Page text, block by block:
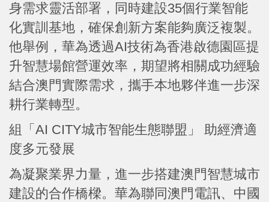
身需求靈活部署，同時建設35個行業智能
化實訓基地，確保創新方案能夠廣泛複製。
他舉例，華為透過AI技術為香港啟德園區提
升智慧場館營運效率，期望將相關成功經驗
結合澳門實際需求，攜手本地夥伴進一步深
耕行業轉型。
組「AI CITY城市智能生態聯盟」 助經濟適
度多元發展
為凝聚業界力量，進一步搭建澳門智慧城市
建設的合作橋樑。華為聯同澳門電訊、中國